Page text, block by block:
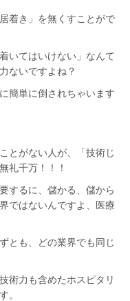
着き」を無くすことがで
いてはいけない」なんて
ないですよね？
簡単に倒されちゃいます
とがない人が、「技術じ
礼千万！！！
するに、儲かる、儲から
ではないんですよ、医療
とも、どの業界でも同じ
術力も含めたホスピタリ
。